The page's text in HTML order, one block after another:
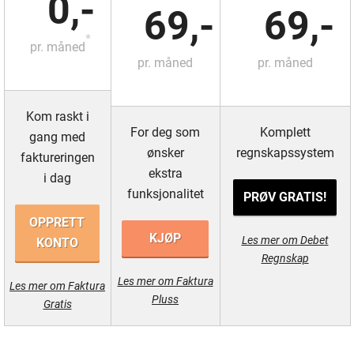
0,-
pr. måned
*
Kom raskt i
gang med
faktureringen
i dag
OPPRETT
KONTO
Les mer om Faktura
Gratis
69,-
pr. måned
For deg som
ønsker
ekstra
funksjonalitet
KJØP
Les mer om Faktura
Pluss
69,-
pr. måned
Komplett
regnskapssystem
PRØV GRATIS!
Les mer om Debet
Regnskap